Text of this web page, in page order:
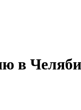
в